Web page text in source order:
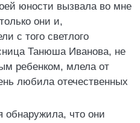
юности вызвала во мне
они и,
с того светлого
Танюша Иванова, не
ребенком, млела от
любила отечественных
обнаружила, что они